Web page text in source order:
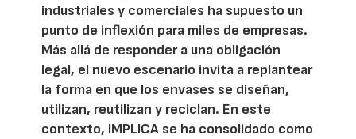
industriales y comerciales ha supuesto un
punto de inflexión para miles de empresas.
Más allá de responder a una obligación
legal, el nuevo escenario invita a replantear
la forma en que los envases se diseñan,
utilizan, reutilizan y reciclan. En este
contexto, IMPLICA se ha consolidado como